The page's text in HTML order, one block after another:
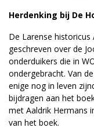
Herdenking bij De
De Larense
geschreven over de
onderduikers die in
ondergebracht. Van
enige nog in leven
bijdragen aan het
met Aaldrik Hermans
van het boek.